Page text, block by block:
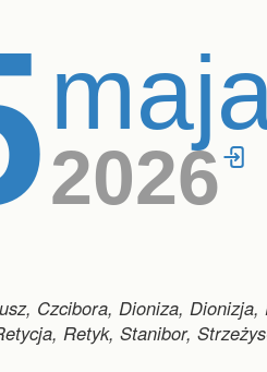
2026
Czcibora, Dioniza,
Retyk, Stanibor,